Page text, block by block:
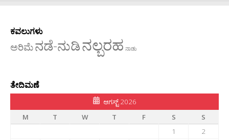
ಕವಲುಗಳು
ಅರಿಮೆನಡೆ-ನುಡಿನಲ್ಬರಹ ನಾಡು
ತೇದಿಮಣೆ
ಆಗಸ್ಟ್ 2026
M
T W T F S
S
1
2